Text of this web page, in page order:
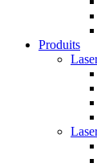
Produits